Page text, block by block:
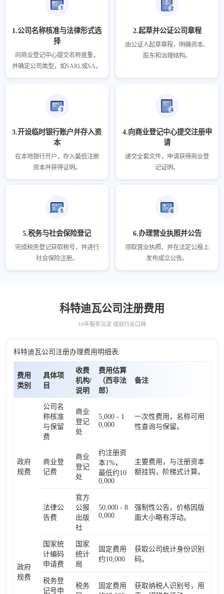
1.公司名称核准与法律形式选
择
向商业登记中心提交名称查重，
并确定公司类型，如SARL或SA。
2.起草并公证公司章程
由公证人起草章程，明确资本、
股东和治理结构。
3.开设临时银行账户并存入资
本
在本地银行开户，存入最低注册
资本并获得证明。
4.向商业登记中心提交注册申
请
递交全套文件，申请获得商业登
记证明。
5.税务与社会保险登记
完成税务登记获取税号，并进行
社会保险注册。
6.办理营业执照并公告
领取营业执照，并在法定公报上
发布成立公告。
科特迪瓦公司注册费用
10年服务沉淀 成就行业口碑
科特迪瓦公司注册办理费用明细表:
费用
类别
具体项
目
收费
机构/
说明
费用估算
（西非法
郎）
备注
政府
规费
公司名
称核准
与保留
费
商业
登记
处
5,000 - 1
0,000
一次性费用，名称可用
性查询与保留。
商业登
记费
商业
登记
处
约注册资
本1%，
最低约10
0,000
主要费用，与注册资本
额挂钩，阶梯式计算。
法律公
告费
官方
公报
出版
社
50,000 - 8
0,000
强制性公告，价格因版
面大小略有浮动。
政府
规费
国家统
计编码
申请费
国家
统计
局
固定费用
约10,000
获取公司统计身份识别
码。
税务登
记号申
税务
固定费用
获取纳税人识别号，用